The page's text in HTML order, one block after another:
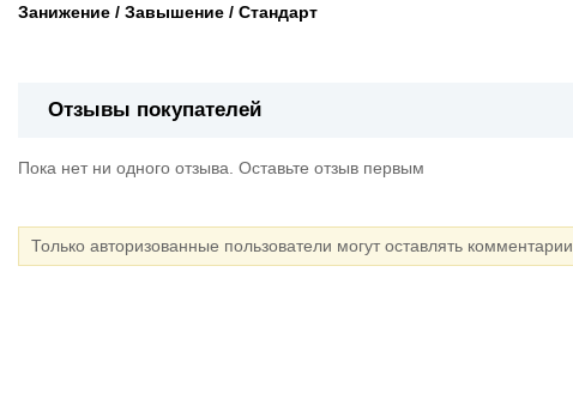
Занижение / Завышение / Стандарт
Отзывы покупателей
Пока нет ни одного отзыва. Оставьте отзыв первым
Только авторизованные пользователи могут оставлять комментарии